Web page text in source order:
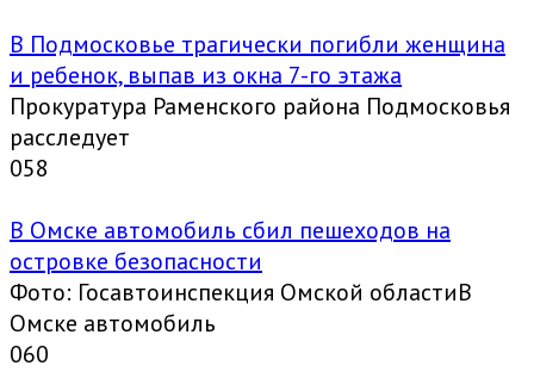
В Подмосковье трагически погибли женщина
и ребенок, выпав из окна 7-го этажа
Прокуратура Раменского района Подмосковья
расследует
058
В Омске автомобиль сбил пешеходов на
островке безопасности
Фото: Госавтоинспекция Омской областиВ
Омске автомобиль
060